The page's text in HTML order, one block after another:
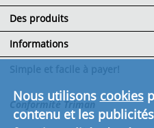
Des produits
Informations
et de livraison
Conformité Triman
Nous utilisons cookies
contenu et les